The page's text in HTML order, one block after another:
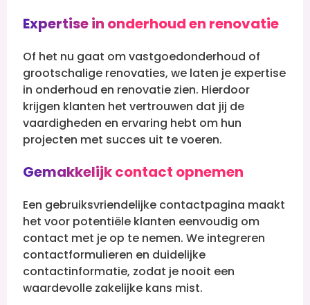
Expertise in onderhoud en renovatie
Of het nu gaat om vastgoedonderhoud of
grootschalige renovaties, we laten je expertise
in onderhoud en renovatie zien. Hierdoor
krijgen klanten het vertrouwen dat jij de
vaardigheden en ervaring hebt om hun
projecten met succes uit te voeren.
Gemakkelijk contact opnemen
Een gebruiksvriendelijke contactpagina maakt
het voor potentiële klanten eenvoudig om
contact met je op te nemen. We integreren
contactformulieren en duidelijke
contactinformatie, zodat je nooit een
waardevolle zakelijke kans mist.